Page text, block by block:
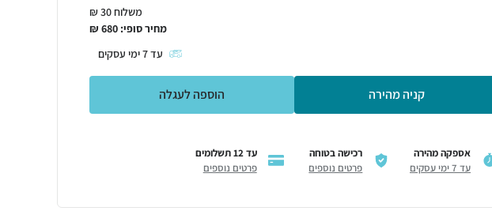
משלוח 30 ₪
מחיר סופי: 680
₪
עד7ימי עסקים
קניה מהירה הוספה לעגלה
אספקה מהירה
עד 7 ימי עסקים
רכישה בטוחה
פרטים נוספים
עד 12 תשלומים
פרטים נוספים